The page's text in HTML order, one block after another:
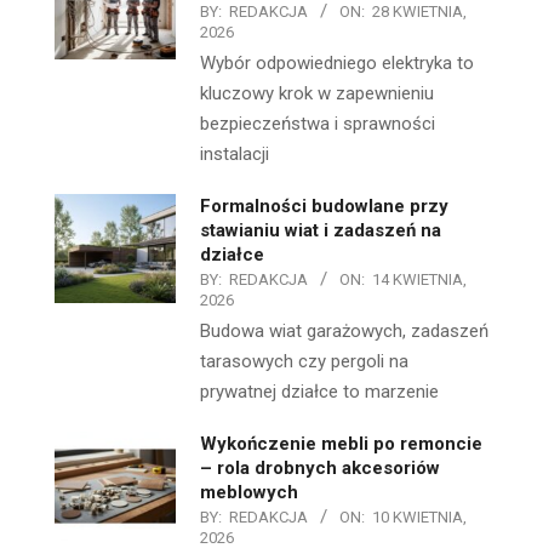
BY: REDAKCJA ON: 28 KWIETNIA,
2026
Wybór odpowiedniego elektryka to
kluczowy krok w zapewnieniu
bezpieczeństwa i sprawności
instalacji
Formalności budowlane przy
stawianiu wiat i zadaszeń na
działce
BY: REDAKCJA ON: 14 KWIETNIA,
2026
Budowa wiat garażowych, zadaszeń
tarasowych czy pergoli na
prywatnej działce to marzenie
Wykończenie mebli po remoncie
– rola drobnych akcesoriów
meblowych
BY: REDAKCJA ON: 10 KWIETNIA,
2026